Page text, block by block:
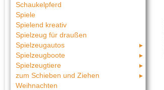
Schaukelpferd
Spiele
Spielend kreativ
Spielzeug für draußen
Spielzeugautos
Spielzeugboote
Spielzeugtiere
zum Schieben und Ziehen
Weihnachten